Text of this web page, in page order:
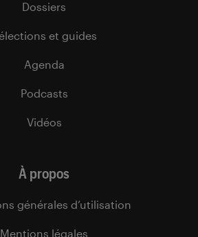
Dossiers
et guides
Agenda
Podcasts
Vidéos
À propos
générales d’utilisation
Mentions légales